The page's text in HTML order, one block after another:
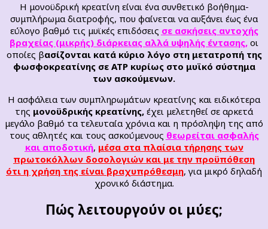
Η μονοϋδρική κρεατίνη είναι ένα συνθετικό βοήθημα-
συμπλήρωμα διατροφής, που φαίνεται να αυξάνει έως ένα
εύλογο βαθμό τις μυϊκές επιδόσεις σε ασκήσεις αντοχής
βραχείας (μικρής) διάρκειας αλλά υψηλής έντασης, οι
οποίες βασίζονται κατά κύριο λόγο στη μετατροπή της
φωσφοκρεατίνης σε ATP κυρίως στο μυϊκό σύστημα
των ασκούμενων.
Η ασφάλεια των συμπληρωμάτων κρεατίνης και ειδικότερα
της μονοϋδρικής κρεατίνης, έχει μελετηθεί σε αρκετά
μεγάλο βαθμό τα τελευταία χρόνια και η πρόσληψη της από
τους αθλητές και τους ασκούμενους θεωρείται ασφαλής
και αποδοτική, μέσα στα πλαίσια τήρησης των
πρωτοκόλλων δοσολογιών και με την προϋπόθεση
ότι η χρήση της είναι βραχυπρόθεσμη, για μικρό δηλαδή
χρονικό διάστημα.
Πώς λειτουργούν οι μύες;